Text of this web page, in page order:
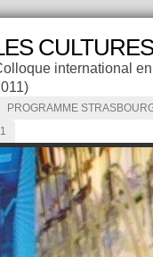
international
PROGRAMME